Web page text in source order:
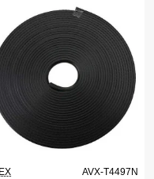
AVX-T4497N